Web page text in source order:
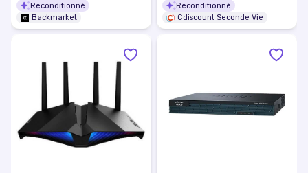
Reconditionné
Backmarket
Reconditionné
Cdiscount Seconde Vie